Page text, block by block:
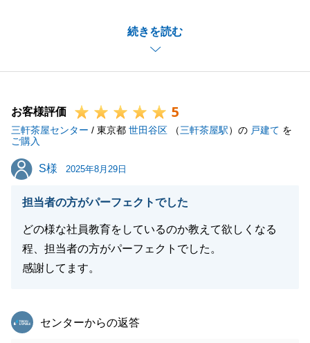
続きを読む
引き続き何かあればどんなことでもご気軽にご相談く
閉じる
お客様評価 5
三軒茶屋センター / 東京都 世田谷区 （三軒茶屋駅）の 戸建て を
ご購入
S様
S様 2025年8月29日
担当者の方がパーフェクトでした
どの様な社員教育をしているのか教えて欲しくなる
程、担当者の方がパーフェクトでした。
感謝してます。
東急リバブル
センターからの返答